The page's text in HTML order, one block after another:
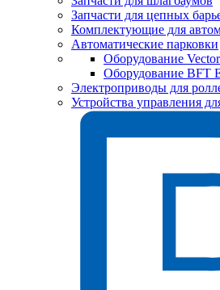
Запчасти для цепных
Комплектующие для
Автоматические парковки
Оборудование
Оборудование BFT
Электроприводы для
Устройства управления